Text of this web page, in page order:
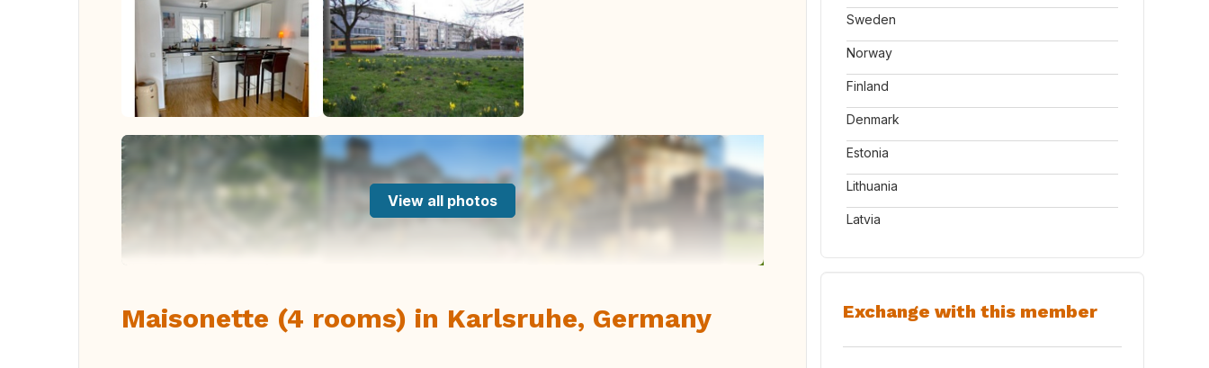
View all photos
Maisonette (4 rooms) in Karlsruhe, Germany
Sweden
Norway
Finland
Denmark
Estonia
Lithuania
Latvia
Exchange with this member